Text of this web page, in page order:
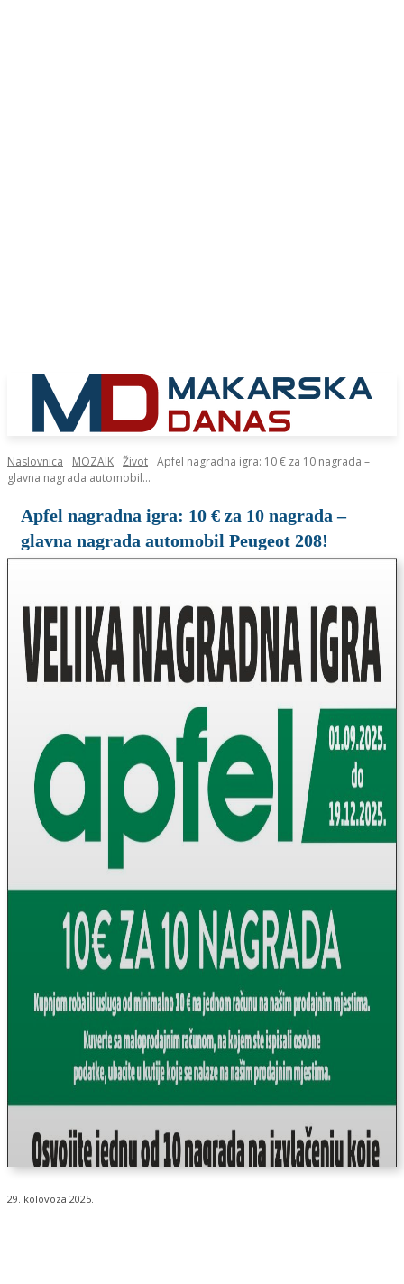
Naslovnica MOZAIK Život Apfel nagradna igra: 10 € za 10 nagrada –
glavna nagrada automobil...
Apfel nagradna igra: 10 € za 10 nagrada –
glavna nagrada automobil Peugeot 208!
29. kolovoza 2025.